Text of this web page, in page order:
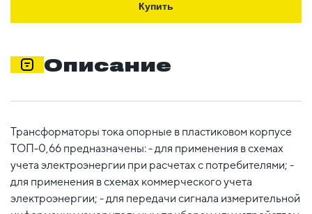
Купить
Описание
Трансформаторы тока опорные в пластиковом корпусе
ТОП-0,66 предназначены: - для применения в схемах
учета электроэнергии при расчетах с потребителями; -
для применения в схемах коммерческого учета
электроэнергии; - для передачи сигнала измерительной